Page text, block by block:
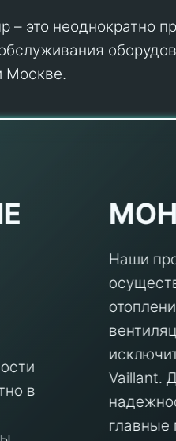
– это неоднократно
Москве.
в
Наши
Vaillant.
главные